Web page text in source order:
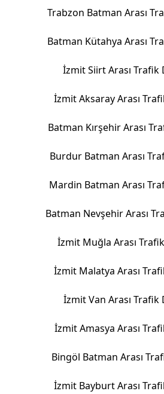
Trabzon Batman Arası
Batman Kütahya Arası
İzmit Siirt Arası Trafik
İzmit Aksaray Arası
Batman Kırşehir Arası
Burdur Batman Arası
Mardin Batman Arası
Batman Nevşehir Arası
İzmit Muğla Arası
İzmit Malatya Arası
İzmit Van Arası
İzmit Amasya Arası
Bingöl Batman Arası
İzmit Bayburt Arası